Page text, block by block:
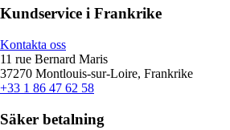
Kundservice i Frankrike
Kontakta oss
11 rue Bernard Maris
37270 Montlouis-sur-Loire, Frankrike
+33 1 86 47 62 58
Säker betalning